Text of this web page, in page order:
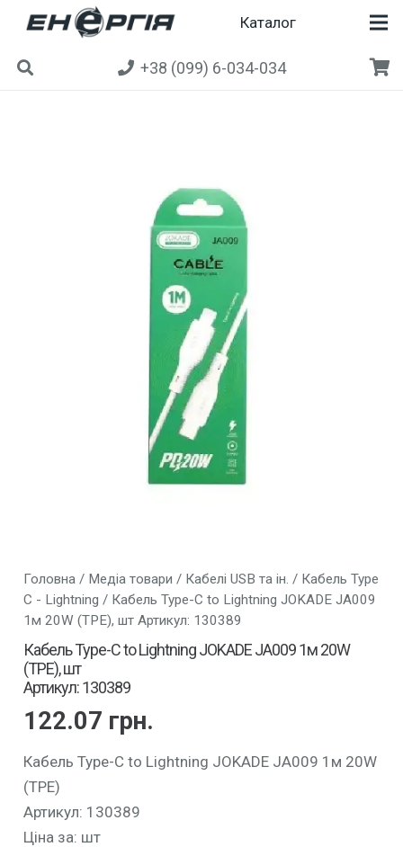
Каталог
+38 (099) 6-034-034
Головна/ Медіа товари / Кабелі USB та ін. / Кабель Type
C - Lightning / Кабель Type-C to Lightning JOKADE JA009
1м 20W (TPE), шт Артикул: 130389
Кабель Type-C to Lightning JOKADE JA009 1м 20W
(TPE), шт
Артикул: 130389
122.07 грн.
Кабель Type-C to Lightning JOKADE JA009 1м 20W
(TPE)
Артикул: 130389
Ціна за: шт